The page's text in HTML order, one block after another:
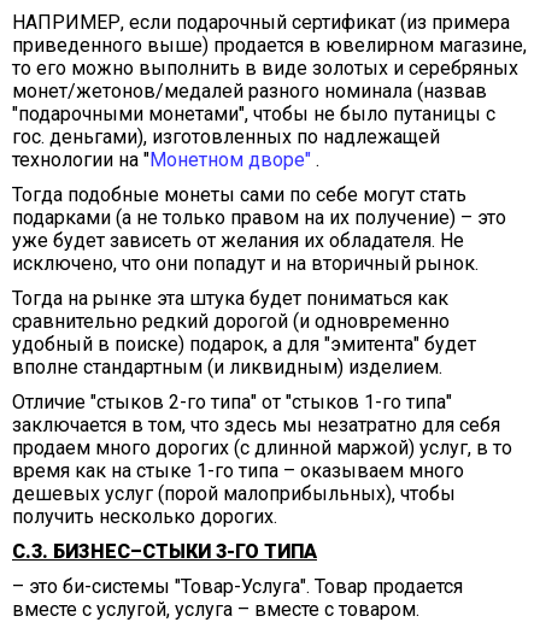
НАПРИМЕР, если подарочный сертификат (из примера
приведенного выше) продается в ювелирном магазине,
то его можно выполнить в виде золотых и серебряных
монет/жетонов/медалей разного номинала (назвав
"подарочными монетами", чтобы не было путаницы с
гос. деньгами), изготовленных по надлежащей
технологии на "Монетном дворе" .
Тогда подобные монеты сами по себе могут стать
подарками (а не только правом на их получение) – это
уже будет зависеть от желания их обладателя. Не
исключено, что они попадут и на вторичный рынок.
Тогда на рынке эта штука будет пониматься как
сравнительно редкий дорогой (и одновременно
удобный в поиске) подарок, а для "эмитента" будет
вполне стандартным (и ликвидным) изделием.
Отличие "стыков 2-го типа" от "стыков 1-го типа"
заключается в том, что здесь мы незатратно для себя
продаем много дорогих (с длинной маржой) услуг, в то
время как на стыке 1-го типа – оказываем много
дешевых услуг (порой малоприбыльных), чтобы
получить несколько дорогих.
С.3. БИЗНЕС–СТЫКИ 3-ГО ТИПА
– это би-системы "Товар-Услуга". Товар продается
вместе с услугой, услуга – вместе с товаром.